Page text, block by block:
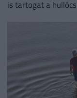
is tartogat a